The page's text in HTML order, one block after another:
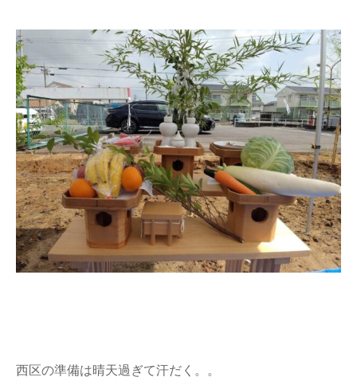
西区の準備は晴天過ぎて汗だく。。